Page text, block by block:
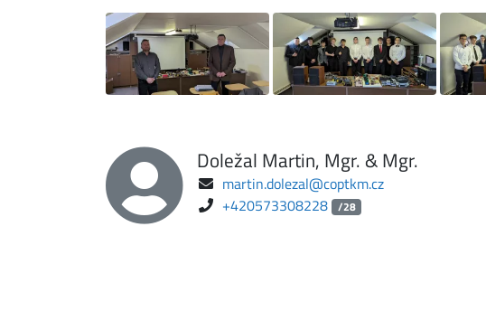
Doležal Martin, Mgr. & Mgr.
martin.dolezal@coptkm.cz
+420573308228 /28